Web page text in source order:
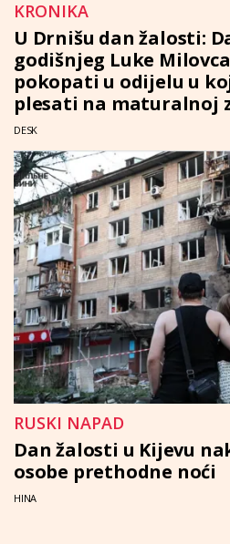
KRONIKA
U Drnišu dan žalosti:
godišnjeg Luke
pokopati u odijelu u
plesati na maturalnoj
DESK
RUSKI NAPAD
Dan žalosti u Kijevu
osobe prethodne noći
HINA